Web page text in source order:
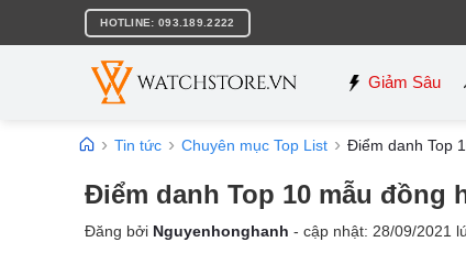
nội
HOTLINE: 093.189.2222
Giảm Sâu
Tin tức Chuyên mục Top List Điểm danh Top
Điểm danh Top 10 mẫu đồng
Đăng bởi Nguyenhonghanh - cập nhật: 28/09/2021